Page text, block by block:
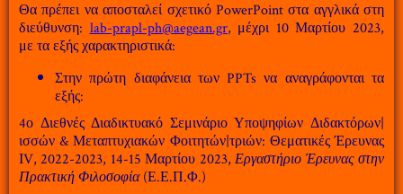
Θα πρέπει να αποσταλεί σχετικό PowerPoint στα αγγλικά στη
διεύθυνση: lab-prapl-ph@aegean.gr, μέχρι 10 Μαρτίου 2023,
με τα εξής χαρακτηριστικά:
Στην πρώτη διαφάνεια των PPTs να αναγράφονται τα
εξής:
4ο Διεθνές Διαδικτυακό Σεμινάριο Υποψηφίων Διδακτόρων|
ισσών & Μεταπτυχιακών Φοιτητών|τριών: Θεματικές Έρευνας
ΙV, 2022-2023, 14-15 Μαρτίου 2023,Εργαστήριο Έρευνας στην
Πρακτική Φιλοσοφία(Ε.Ε.Π.Φ.)